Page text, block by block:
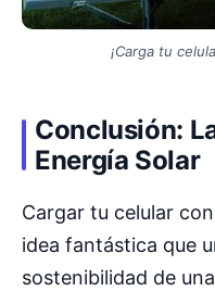
¡Carga tu
Conclusión:
Energía Solar
Cargar tu celular
idea fantástica que
sostenibilidad de